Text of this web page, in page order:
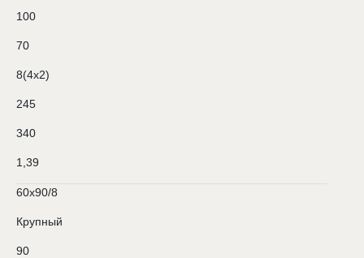
100
70
8(4х2)
245
340
1,39
60х90/8
Крупный
90